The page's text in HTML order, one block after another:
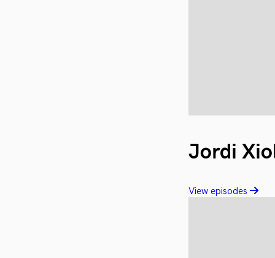
Jordi
View episodes